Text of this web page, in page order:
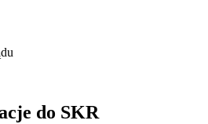
do SKR